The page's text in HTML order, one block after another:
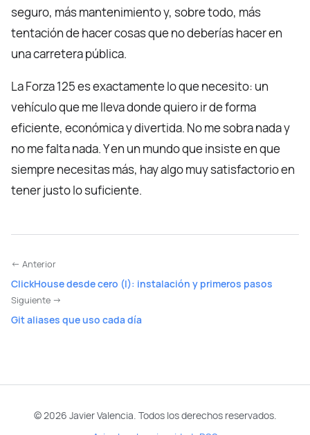
seguro, más mantenimiento y, sobre todo, más
tentación de hacer cosas que no deberías hacer en
una carretera pública.
La Forza 125 es exactamente lo que necesito: un
vehículo que me lleva donde quiero ir de forma
eficiente, económica y divertida. No me sobra nada y
no me falta nada. Y en un mundo que insiste en que
siempre necesitas más, hay algo muy satisfactorio en
tener justo lo suficiente.
← Anterior
ClickHouse desde cero (I): instalación y primeros pasos
Siguiente →
Git aliases que uso cada día
© 2026 Javier Valencia. Todos los derechos reservados.